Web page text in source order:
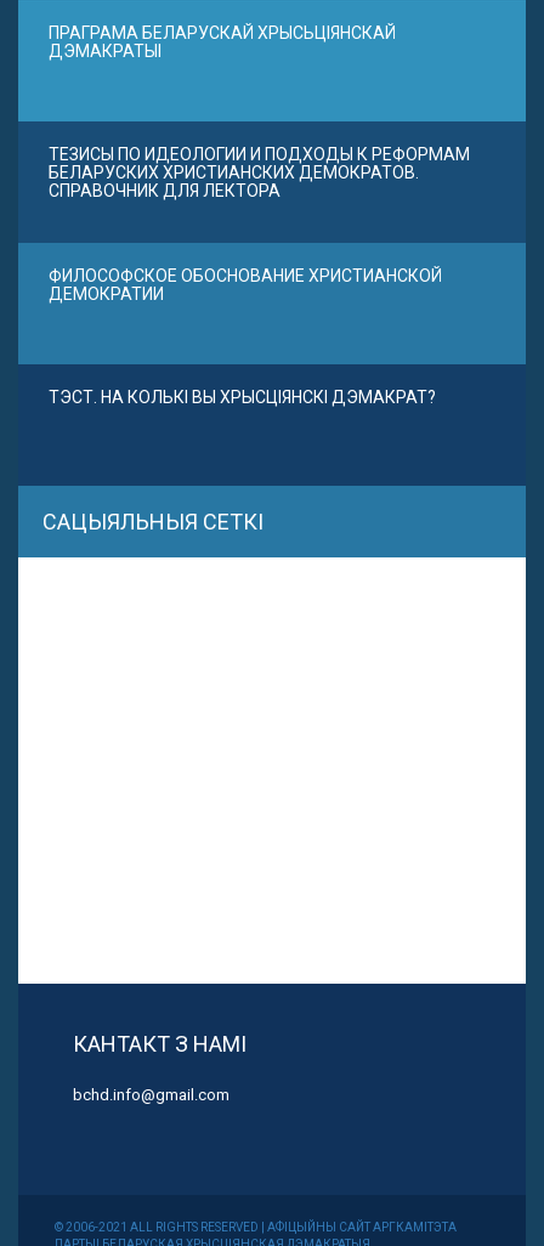
ПРАГРАМА БЕЛАРУСКАЙ ХРЫСЬЦІЯНСКАЙ
ДЭМАКРАТЫІ
ТЕЗИСЫ ПО ИДЕОЛОГИИ И ПОДХОДЫ К РЕФОРМАМ
БЕЛАРУСКИХ ХРИСТИАНСКИХ ДЕМОКРАТОВ.
СПРАВОЧНИК ДЛЯ ЛЕКТОРА
ФИЛОСОФСКОЕ ОБОСНОВАНИЕ ХРИСТИАНСКОЙ
ДЕМОКРАТИИ
ТЭСТ. НА КОЛЬКІ ВЫ ХРЫСЦІЯНСКІ ДЭМАКРАТ?
САЦЫЯЛЬНЫЯ СЕТКІ
КАНТАКТ З НАМІ
bchd.info@gmail.com
© 2006-2021 ALL RIGHTS RESERVED | АФІЦЫЙНЫ САЙТ АРГКАМІТЭТА